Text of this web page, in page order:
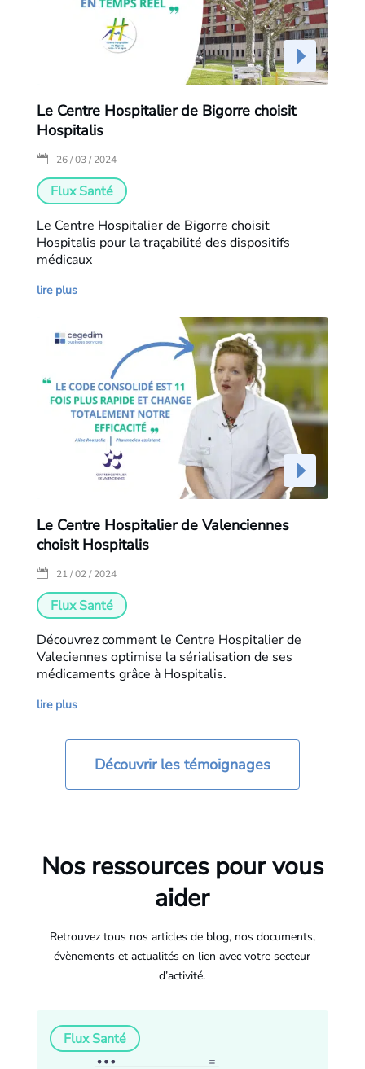
Le Centre Hospitalier de Bigorre choisit
Hospitalis
26 / 03 / 2024|
Flux Santé
Le Centre Hospitalier de Bigorre choisit
Hospitalis pour la traçabilité des dispositifs
médicaux
lire plus
Le Centre Hospitalier de Valenciennes
choisit Hospitalis
21 / 02 / 2024|
Flux Santé
Découvrez comment le Centre Hospitalier de
Valeciennes optimise la sérialisation de ses
médicaments grâce à Hospitalis.
lire plus
Découvrir les témoignages
Nos ressources pour vous
aider
Retrouvez tous nos articles de blog, nos documents,
évènements et actualités en lien avec votre secteur
d’activité.
Flux Santé